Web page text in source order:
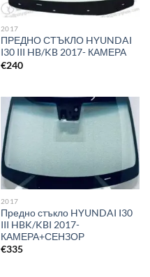
2017
ПРЕДНО СТЪКЛО HYUNDAI
I30 III HB/KB 2017- КАМЕРА
€240
2017
Предно стъкло HYUNDAI I30
III HBK/KBI 2017-
КАМЕРА+СЕНЗОР
€335